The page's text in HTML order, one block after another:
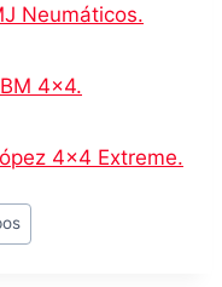
Neumáticos.
4×4.
4×4 Extreme.